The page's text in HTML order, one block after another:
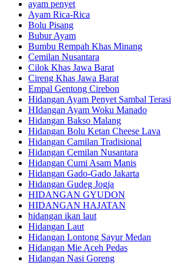
ayam penyet
Ayam Rica-Rica
Bolu Pisang
Bubur Ayam
Bumbu Rempah Khas Minang
Cemilan Nusantara
Cilok Khas Jawa Barat
Cireng Khas Jawa Barat
Empal Gentong Cirebon
Hidangan Ayam Penyet Sambal Terasi
HIdangan Ayam Woku Manado
Hidangan Bakso Malang
Hidangan Bolu Ketan Cheese Lava
Hidangan Camilan Tradisional
Hidangan Cemilan Nusantara
Hidangan Cumi Asam Manis
Hidangan Gado-Gado Jakarta
Hidangan Gudeg Jogja
HIDANGAN GYUDON
HIDANGAN HAJATAN
hidangan ikan laut
Hidangan Laut
Hidangan Lontong Sayur Medan
Hidangan Mie Aceh Pedas
Hidangan Nasi Goreng